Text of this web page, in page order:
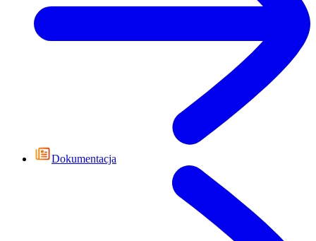
Dokumentacja